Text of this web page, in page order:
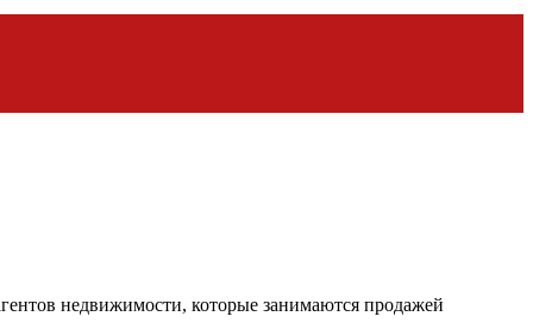
недвижимости, которые занимаются продажей